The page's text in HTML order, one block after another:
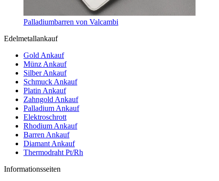
Palladiumbarren von Valcambi
Edelmetallankauf
Gold Ankauf
Münz Ankauf
Silber Ankauf
Schmuck Ankauf
Platin Ankauf
Zahngold Ankauf
Palladium Ankauf
Elektroschrott
Rhodium Ankauf
Barren Ankauf
Diamant Ankauf
Thermodraht Pt/Rh
Informationsseiten